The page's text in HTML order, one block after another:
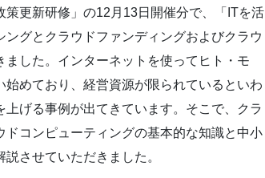
更新研修」の12月13日開催分で、「ITを活
グとクラウドファンディングおよびクラウ
した。インターネットを使ってヒト・モ
めており、経営資源が限られているといわ
げる事例が出てきています。そこで、クラ
コンピューティングの基本的な知識と中小
させていただきました。